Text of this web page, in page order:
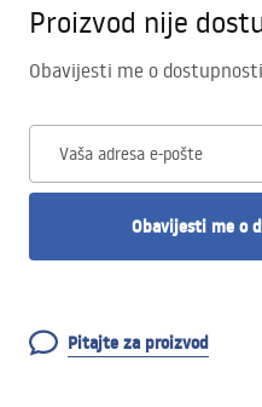
Proizvod nije
Obavijesti me o
Vaša adresa e-pošte
Obavijesti me o
Pitajte za proizvod